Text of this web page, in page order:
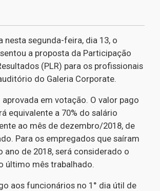
nesta segunda-feira, dia 13, o
a proposta da Participação
(PLR) para os profissionais
do Galeria Corporate.
em votação. O valor pago
equivalente a 70% do salário
ao mês de dezembro/2018, de
Para os empregados que saíram
ano de 2018, será considerado o
último mês trabalhado.
aos funcionários no 1° dia útil de